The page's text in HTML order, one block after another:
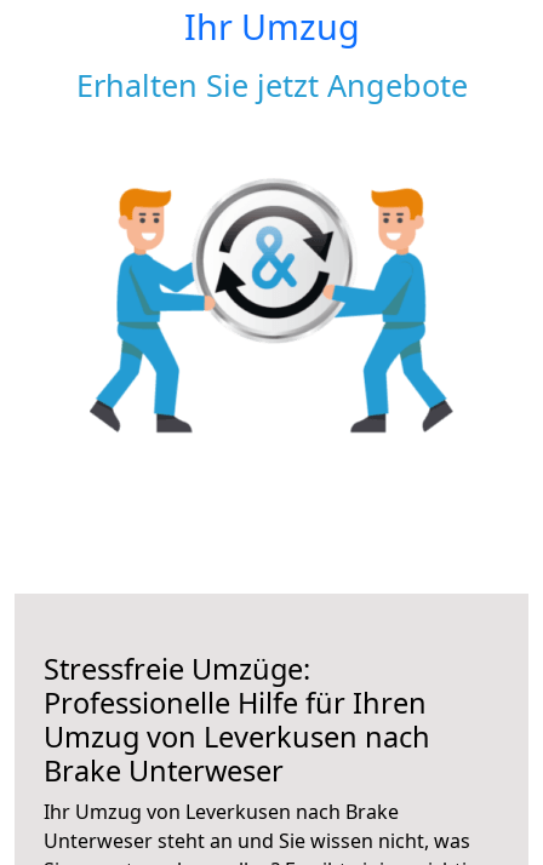
Ihr Umzug
Erhalten Sie jetzt Angebote
Stressfreie Umzüge:
Professionelle Hilfe für Ihren
Umzug von Leverkusen nach
Brake Unterweser
Ihr Umzug von Leverkusen nach Brake
Unterweser steht an und Sie wissen nicht, was